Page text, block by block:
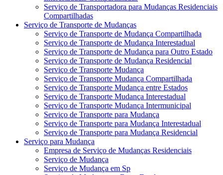
Serviço de Transportadora para Mudanças Residenciais
Compartilhadas
Serviço de Transporte de Mudanças
Serviço de Transporte de Mudança Compartilhada
Serviço de Transporte de Mudança Interestadual
Serviço de Transporte de Mudança para Outro Estado
Serviço de Transporte de Mudança Residencial
Serviço de Transporte Mudança
Serviço de Transporte Mudança Compartilhada
Serviço de Transporte Mudança entre Estados
Serviço de Transporte Mudança Interestadual
Serviço de Transporte Mudança Intermunicipal
Serviço de Transporte para Mudança
Serviço de Transporte para Mudança Interestadual
Serviço de Transporte para Mudança Residencial
Serviço para Mudança
Empresa de Serviço de Mudanças Residenciais
Serviço de Mudança
Serviço de Mudança em Sp